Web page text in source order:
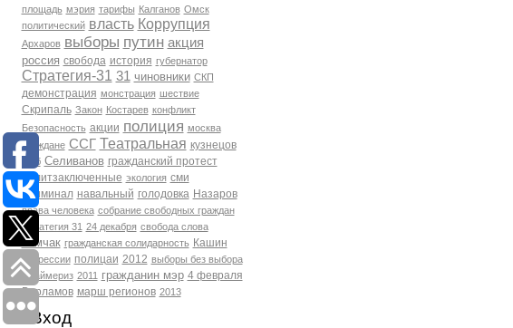
площадь мэрия тарифы Калганов Омск
политический власть Коррупция
Архаров выборы путин акция
россия свобода история губернатор
Стратегия-31 31 чиновники СКП
демонстрация монстрация шествие
Скрипаль Закон Костарев конфликт
Безопасность акции полиция москва
Граждане ССГ Театральная кузнецов
фсб Селиванов гражданский протест
политзаключенные экология сми
Криминал навальный голодовка Назаров
права человека собрание свободных граждан
Стратегия 31 24 декабря свобода слова
Томчак гражданская солидарность Кашин
репрессии полицаи 2012 выборы без выбора
Праймериз 2011 гражданин мэр 4 февраля
Варламов марш регионов 2013
Вход